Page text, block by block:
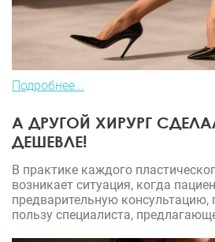
Подробнее...
А ДРУГОЙ ХИРУРГ
ДЕШЕВЛЕ!
В практике каждого
возникает ситуация, когда
предварительную
пользу специалиста,